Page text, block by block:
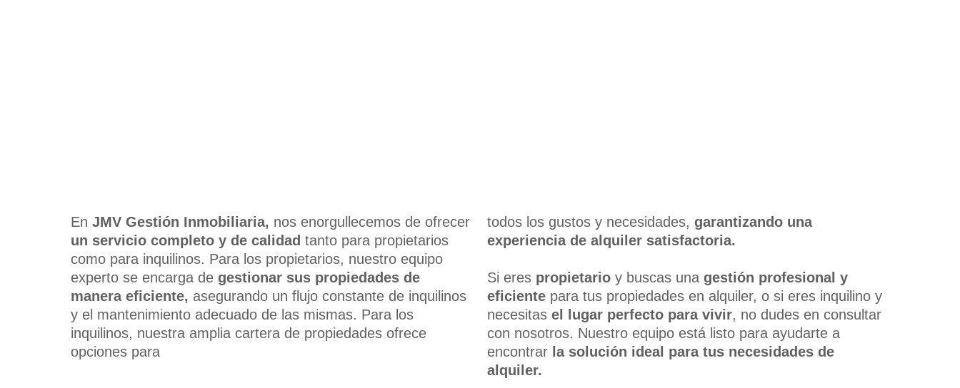
EnJMV Gestión Inmobiliaria, nos enorgullecemos de ofrecer
un servicio completo y de calidad tanto para propietarios
como para inquilinos. Para los propietarios, nuestro equipo
experto se encarga degestionar sus propiedades de
manera eficiente, asegurando un flujo constante de inquilinos
y el mantenimiento adecuado de las mismas. Para los
inquilinos, nuestra amplia cartera de propiedades ofrece
opciones para
todos los gustos y necesidades, garantizando una
experiencia de alquiler satisfactoria.
Si eres propietario y buscas una gestión profesional y
eficiente para tus propiedades en alquiler, o si eres inquilino y
necesitas el lugar perfecto para vivir, no dudes en consultar
con nosotros. Nuestro equipo está listo para ayudarte a
encontrar la solución ideal para tus necesidades de
alquiler.